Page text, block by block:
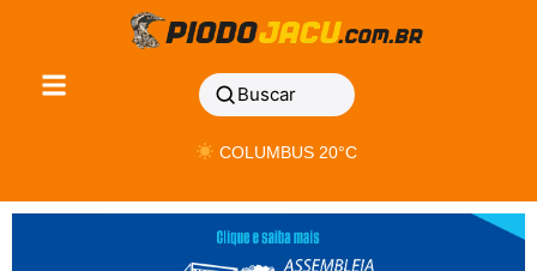
Buscar
COLUMBUS 20°C